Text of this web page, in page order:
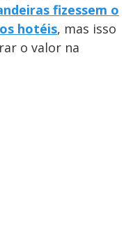
fizessem o
hotéis, mas isso
o valor na